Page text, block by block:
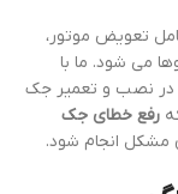
تعویض موتور،
می شود. ما با
در نصب و تعمیر جک
رفع خطای جک
مشکل انجام شود.